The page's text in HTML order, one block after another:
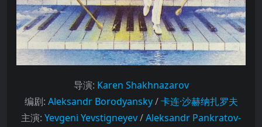
导演: Karen Shakhnazarov
编剧: Aleksandr Borodyansky/卡连·沙赫纳扎罗夫
主演: Yevgeni Yevstigneyev/Aleksandr Pankratov-